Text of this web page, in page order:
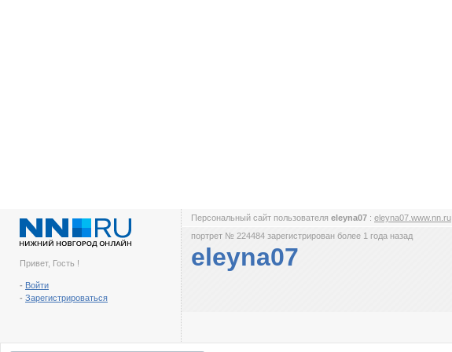
Привет, Гость !
- Войти
- Зарегистрироваться
Персональный сайт пользователя eleyna07 : eleyna07.www.nn.ru
портрет № 224484 зарегистрирован более 1 года назад
eleyna07